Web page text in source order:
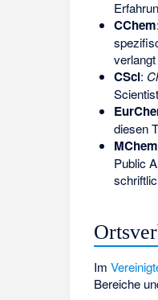
CChem:
verlangt
CSci:
diesen
Public
Im
Bereiche